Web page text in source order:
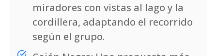
miradores con vistas al lago y la
cordillera, adaptando el recorrido
según el grupo.